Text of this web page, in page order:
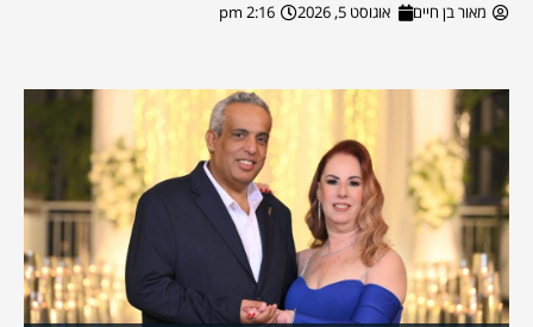
מאור בן חיים אוגוסט 5, 2026 2:16 pm